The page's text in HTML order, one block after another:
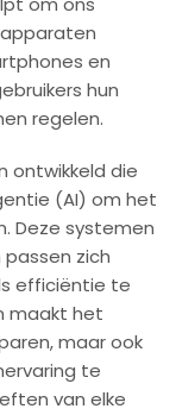
en
hun
regelen.
ontwikkeld die
(AI) om het
Deze systemen
zich
efficiëntie te
maakt het
maar ook
te
van elke